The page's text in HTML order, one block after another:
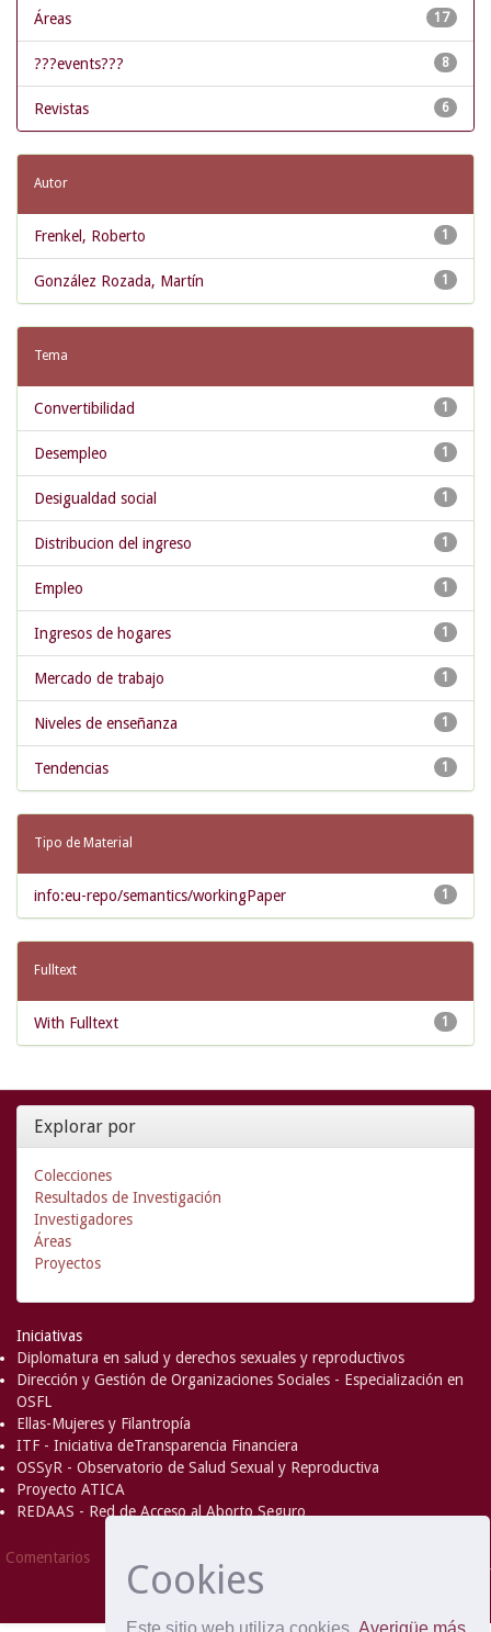
Cookies
17
Áreas
8
???events???
6
Revistas
Autor
1
Frenkel, Roberto
1
González Rozada, Martín
Tema
1
Convertibilidad
1
Desempleo
1
Desigualdad social
1
Distribucion del ingreso
1
Empleo
1
Ingresos de hogares
1
Mercado de trabajo
1
Niveles de enseñanza
1
Tendencias
Tipo de Material
1
info:eu-repo/semantics/workingPaper
Fulltext
1
With Fulltext
Explorar por
Colecciones
Resultados de Investigación
Investigadores
Áreas
Proyectos
Iniciativas
Diplomatura en salud y derechos sexuales y reproductivos
Dirección y Gestión de Organizaciones Sociales - Especialización en
OSFL
Ellas-Mujeres y Filantropía
ITF - Iniciativa deTransparencia Financiera
OSSyR - Observatorio de Salud Sexual y Reproductiva
Proyecto ATICA
REDAAS - Red de Acceso al Aborto Seguro
Comentarios
2008 MITandHewlett-Packard
- Extensión mantenida y
optimizado por